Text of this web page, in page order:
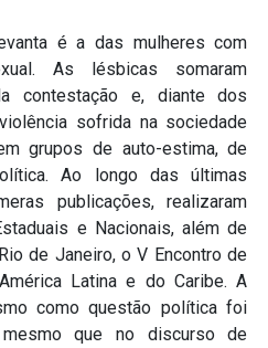
é a das mulheres com
As lésbicas somaram
contestação e, diante dos
sofrida na sociedade
grupos de auto-estima, de
Ao longo das últimas
publicações, realizaram
e Nacionais, além de
de Janeiro, o V Encontro de
Latina e do Caribe. A
como questão política foi
que no discurso de